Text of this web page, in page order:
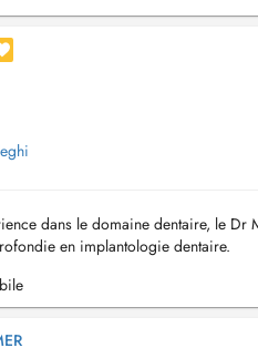
dans le domaine dentaire, le Dr
en implantologie dentaire.